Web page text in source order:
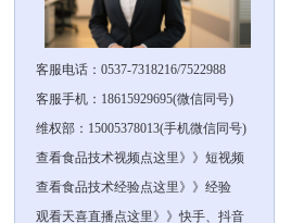
客服电话：0537-7318216/7522988
客服手机：18615929695(微信同号)
维权部：15005378013(手机微信同号)
查看食品技术视频点这里》》短视频
查看食品技术经验点这里》》经验
观看天喜直播点这里》》快手、抖音